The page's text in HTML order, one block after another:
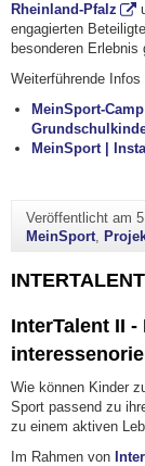
Rheinland-Pfalz
engagierten
besonderen Erlebnis
Weiterführende Infos
MeinSport-
MeinSport |
Veröffentlicht am
MeinSport,
InterTalent II -
Wie können Kinder
Sport passend zu
zu einem aktiven
Im Rahmen von